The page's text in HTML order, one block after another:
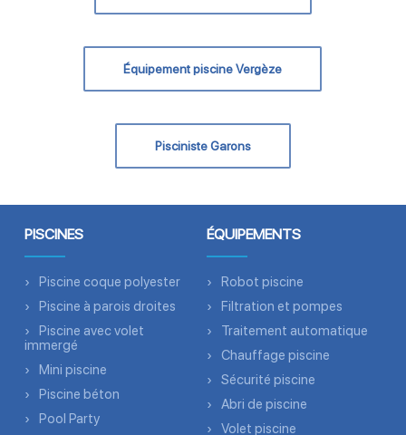
Équipement piscine Vergèze
Pisciniste Garons
PISCINES
Piscine coque polyester
Piscine à parois droites
Piscine avec volet
immergé
Mini piscine
Piscine béton
Pool Party
ÉQUIPEMENTS
Robot piscine
Filtration et pompes
Traitement automatique
Chauffage piscine
Sécurité piscine
Abri de piscine
Volet piscine